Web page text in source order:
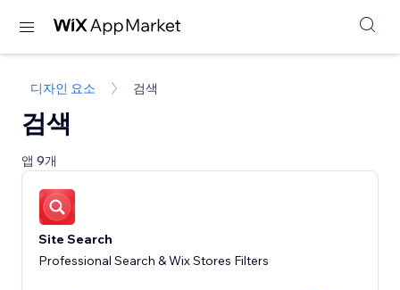
디자인 요소 검색
검색
앱 9개
Site Search
Professional Search & Wix Stores Filters